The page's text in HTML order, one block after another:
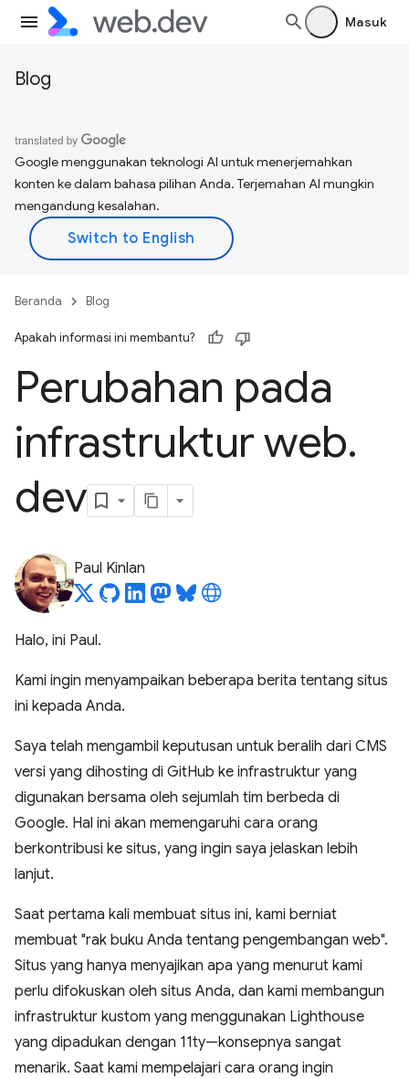
Masuk
Blog
Google menggunakan teknologi AI untuk menerjemahkan
konten ke dalam bahasa pilihan Anda. Terjemahan AI mungkin
mengandung kesalahan.
Beranda Blog
Apakah informasi ini membantu?
Perubahan pada
infrastruktur web.
dev
Paul Kinlan
Halo, ini Paul.
Kami ingin menyampaikan beberapa berita tentang situs
ini kepada Anda.
Saya telah mengambil keputusan untuk beralih dari CMS
versi yang dihosting di GitHub ke infrastruktur yang
digunakan bersama oleh sejumlah tim berbeda di
Google. Hal ini akan memengaruhi cara orang
berkontribusi ke situs, yang ingin saya jelaskan lebih
lanjut.
Saat pertama kali membuat situs ini, kami berniat
membuat "rak buku Anda tentang pengembangan web".
Situs yang hanya menyajikan apa yang menurut kami
perlu difokuskan oleh situs Anda, dan kami membangun
infrastruktur kustom yang menggunakan Lighthouse
yang dipadukan dengan 11ty—konsepnya sangat
menarik. Saat kami mempelajari cara orang ingin